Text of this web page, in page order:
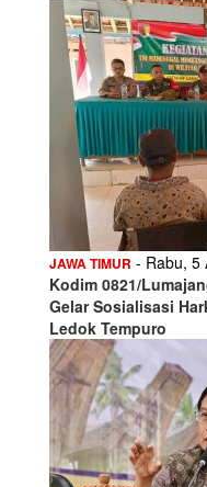
JAWA TIMUR - Rabu, 5
Kodim 0821/
Gelar Sosialisasi
Ledok Tempuro